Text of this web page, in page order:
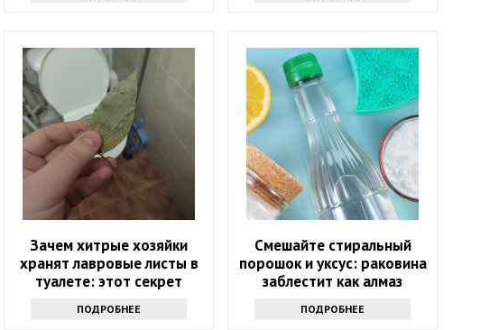
Зачем хитрые хозяйки
хранят лавровые листы в
туалете: этот секрет
ПОДРОБНЕЕ
Смешайте стиральный
порошок и уксус: раковина
заблестит как алмаз
ПОДРОБНЕЕ